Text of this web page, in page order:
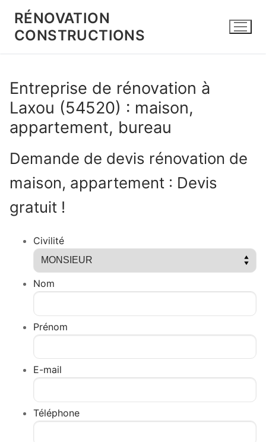
contenu
RÉNOVATION
CONSTRUCTIONS
Entreprise de rénovation à
Laxou (54520) : maison,
appartement, bureau
Demande de devis rénovation de
maison, appartement : Devis
gratuit !
Civilité
Nom
Prénom
E-mail
Téléphone